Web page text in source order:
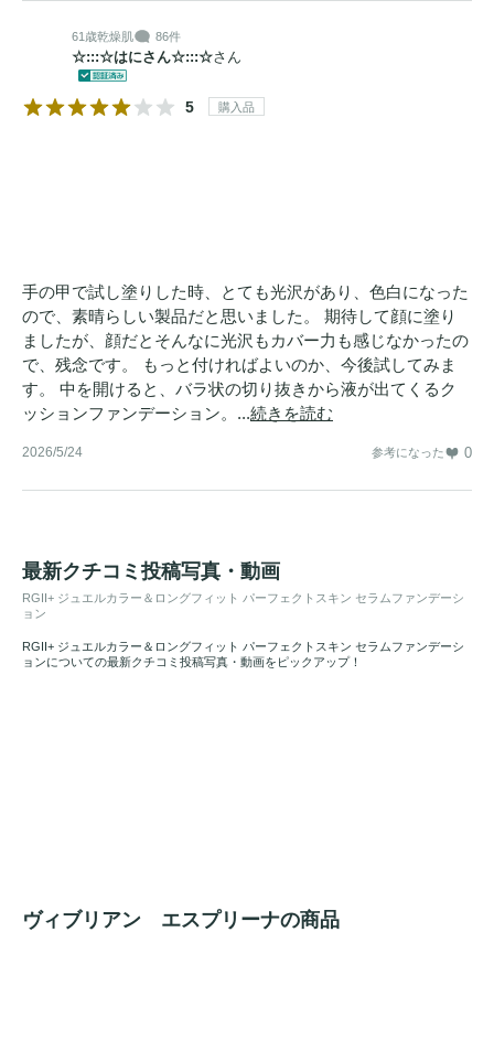
61歳乾燥肌 86件
☆:::☆はにさん☆:::☆さん
5 購入品
手の甲で試し塗りした時、とても光沢があり、色白になった
ので、素晴らしい製品だと思いました。 期待して顔に塗り
ましたが、顔だとそんなに光沢もカバー力も感じなかったの
で、残念です。 もっと付ければよいのか、今後試してみま
す。 中を開けると、バラ状の切り抜きから液が出てくるク
ッションファンデーション。...続きを読む
2026/5/24 参考になった 0
最新クチコミ投稿写真・動画
RGII+ ジュエルカラー＆ロングフィット パーフェクトスキン セラムファンデーシ
ョン
RGII+ ジュエルカラー＆ロングフィット パーフェクトスキン セラムファンデーシ
ョンについての最新クチコミ投稿写真・動画をピックアップ！
ヴィブリアン エスプリーナの商品